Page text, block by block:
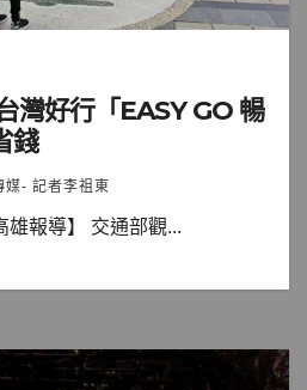
灣好行「EASY GO 暢
錢
媒- 記者李祖東
雄報導】 交通部觀...